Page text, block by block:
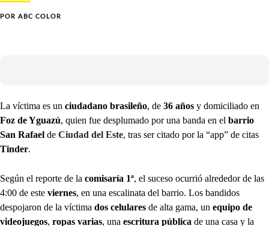
POR ABC COLOR
La víctima es un ciudadano brasileño, de 36 años y domiciliado en
Foz de Yguazú, quien fue desplumado por una banda en el barrio
San Rafael de Ciudad del Este, tras ser citado por la “app” de citas
Tinder.
Según el reporte de la comisaría 1ª, el suceso ocurrió alrededor de las
4:00 de este viernes, en una escalinata del barrio. Los bandidos
despojaron de la víctima dos celulares de alta gama, un equipo de
videojuegos, ropas varias, una escritura pública de una casa y la